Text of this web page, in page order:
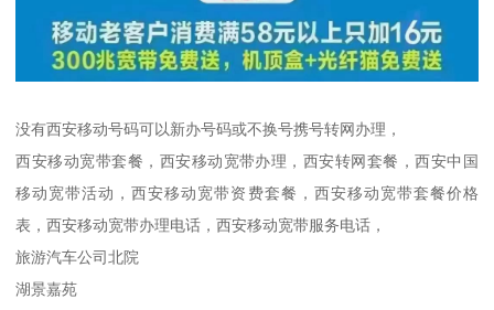
没有西安移动号码可以新办号码或不换号携号转网办理，
西安移动宽带套餐，西安移动宽带办理，西安转网套餐，西安中国
移动宽带活动，西安移动宽带资费套餐，西安移动宽带套餐价格
表，西安移动宽带办理电话，西安移动宽带服务电话，
旅游汽车公司北院
湖景嘉苑